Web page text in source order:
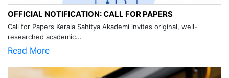
OFFICIAL NOTIFICATION: CALL FOR PAPERS
Call for Papers Kerala Sahitya Akademi invites original, well-
researched academic...
Read More